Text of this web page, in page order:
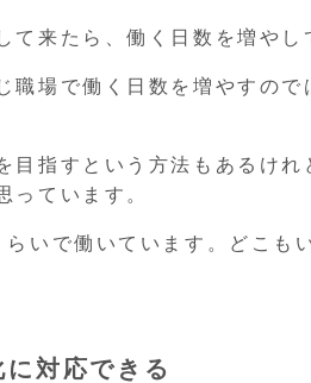
て来たら、働く日数を増や
職場で働く日数を増やすので
目指すという方法もあるけ
っています。
いで働いています。どこも
対応できる